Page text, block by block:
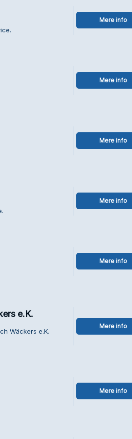
Mere info
Mere info
Mere info
Mere info
Mere info
e.K.
Wäckers e.K.
Mere info
Mere info